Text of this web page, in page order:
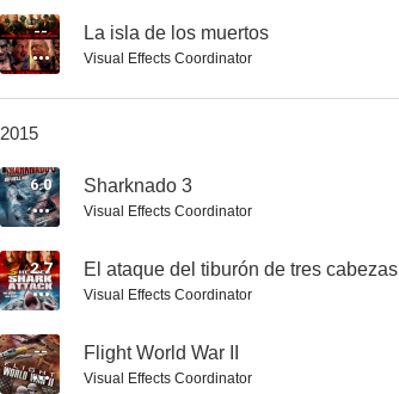
Fortune Cookie Little Dead Rotting Hood
-- La isla de los muertos
Visual Effects Coordinator
2015
6.0 Sharknado 3
Visual Effects Coordinator
2.7 El ataque del tiburón de tres cabezas
Visual Effects Coordinator
-- Flight World War II
Visual Effects Coordinator